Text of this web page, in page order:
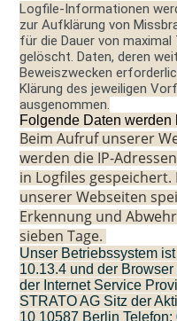
Logfile-Informationen
zur Aufklärung von
für die Dauer von
gelöscht. Daten, deren
Beweiszwecken
Klärung des jeweiligen
ausgenommen.
Folgende Daten werden
Beim Aufruf unserer
werden die IP-
in Logfiles
unserer Webseiten
Erkennung und
sieben Tage.
Unser Betriebssystem
10.13.4 und der
der Internet Service
STRATO AG Sitz der
10 10587 Berlin